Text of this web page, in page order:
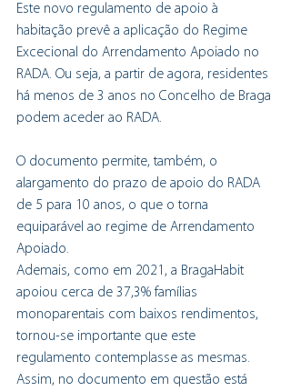
Este novo regulamento de apoio à
habitação prevê a aplicação do Regime
Excecional do Arrendamento Apoiado no
RADA. Ou seja, a partir de agora, residentes
há menos de 3 anos no Concelho de Braga
podem aceder ao RADA.
O documento permite, também, o
alargamento do prazo de apoio do RADA
de 5 para 10 anos, o que o torna
equiparável ao regime de Arrendamento
Apoiado.
Ademais, como em 2021, a BragaHabit
apoiou cerca de 37,3% famílias
monoparentais com baixos rendimentos,
tornou-se importante que este
regulamento contemplasse as mesmas.
Assim, no documento em questão está